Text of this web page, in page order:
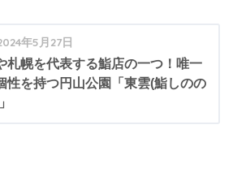
年5月27日
札幌を代表する鮨店の一つ！唯一
性を持つ円山公園「東雲(鮨しのの